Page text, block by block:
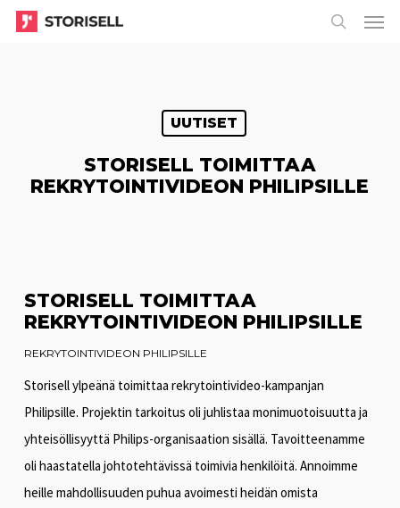
Skip
Menu
UUTISET
STORISELL TOIMITTAA
REKRYTOINTIVIDEON PHILIPSILLE
STORISELL TOIMITTAA
REKRYTOINTIVIDEON PHILIPSILLE
REKRYTOINTIVIDEON PHILIPSILLE
Storisell ylpeänä toimittaa rekrytointivideo-kampanjan
Philipsille. Projektin tarkoitus oli juhlistaa monimuotoisuutta ja
yhteisöllisyyttä Philips-organisaation sisällä. Tavoitteenamme
oli haastatella johtotehtävissä toimivia henkilöitä. Annoimme
heille mahdollisuuden puhua avoimesti heidän omista
Menu